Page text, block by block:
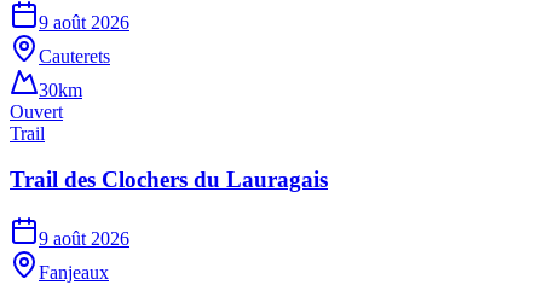
9 août 2026
Cauterets
30km
Ouvert
Trail
Trail des Clochers du Lauragais
9 août 2026
Fanjeaux